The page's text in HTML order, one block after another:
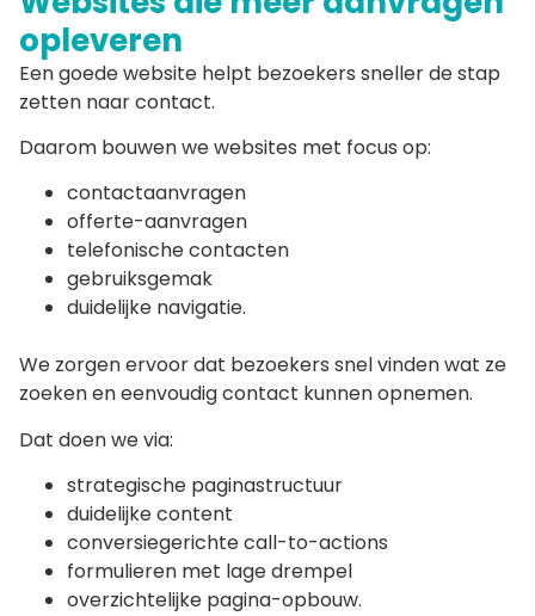
opleveren
Een goede website helpt bezoekers sneller de stap
zetten naar contact.
Daarom bouwen we websites met focus op:
contactaanvragen
offerte-aanvragen
telefonische contacten
gebruiksgemak
duidelijke navigatie.
We zorgen ervoor dat bezoekers snel vinden wat ze
zoeken en eenvoudig contact kunnen opnemen.
Dat doen we via:
strategische paginastructuur
duidelijke content
conversiegerichte call-to-actions
formulieren met lage drempel
overzichtelijke pagina-opbouw.